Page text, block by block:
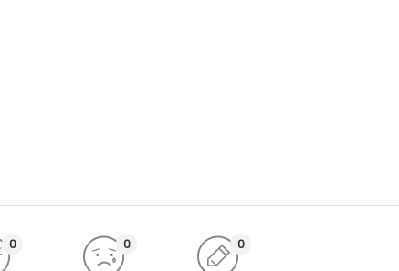
0 0 0